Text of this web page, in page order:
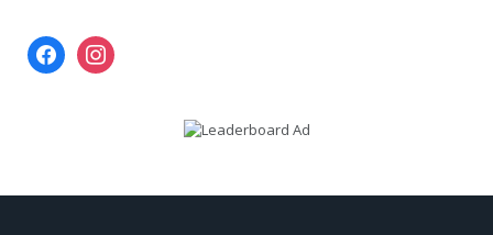
facebookinstagram